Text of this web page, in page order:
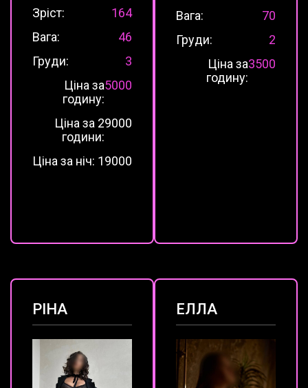
Зріст:
164
Вага:
46
Груди:
3
Ціна за
годину:
5000
Ціна за 2
години:
9000
Ціна за ніч: 19000
Вага:
70
Груди:
2
Ціна за
годину:
3500
РІНА ЕЛЛА